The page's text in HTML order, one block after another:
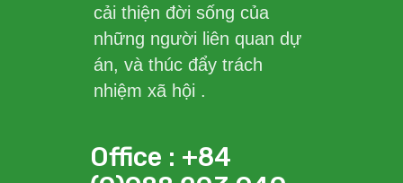
cải thiện đời sống của
những người liên quan dự
án, và thúc đẩy trách
nhiệm xã hội .
Office : +84